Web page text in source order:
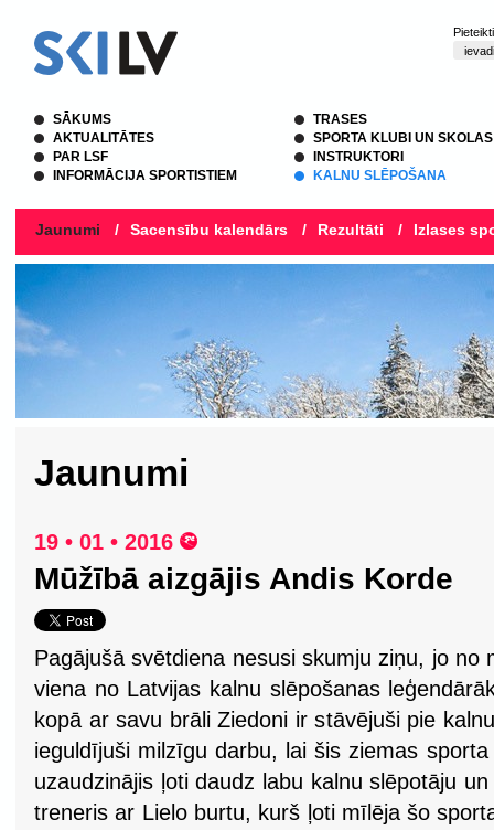
SĀKUMS
AKTUALITĀTES
PAR LSF
INFORMĀCIJA SPORTISTIEM
TRASES
SPORTA KLUBI UN SKOLAS
INSTRUKTORI
KALNU SLĒPOŠANA
Jaunumi / Sacensību kalendārs / Rezultāti / Izlases
Jaunumi
19 • 01 • 2016
Mūžībā aizgājis Andis Korde
Pagājušā svētdiena nesusi skumju ziņu, jo no
viena no Latvijas kalnu slēpošanas
kopā ar savu brāli Ziedoni ir stāvējuši pie
ieguldījuši milzīgu darbu, lai šis ziemas
uzaudzinājis ļoti daudz labu kalnu slēpotāju
treneris ar Lielo burtu, kurš ļoti mīlēja šo